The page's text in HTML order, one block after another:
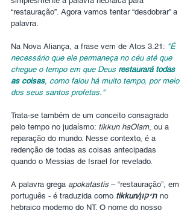
“restauração”. Agora vamos tentar “desdobrar” a
palavra.
Na Nova Aliança, a frase vem de Atos 3.21: "É
necessário que ele permaneça no céu até que
chegue o tempo em que Deus restaurará todas
as coisas, como falou há muito tempo, por meio
dos seus santos profetas. "
Trata-se também de um conceito consagrado
pelo tempo no judaísmo: tikkun haOlam, ou a
reparação do mundo. Nesse contexto, é a
redenção de todas as coisas antecipadas
quando o Messias de Israel for revelado.
A palavra grega apokatastis – “restauração”, em
português - é traduzida como
tikkun/תיקון no
hebraico moderno do NT. O nome do nosso